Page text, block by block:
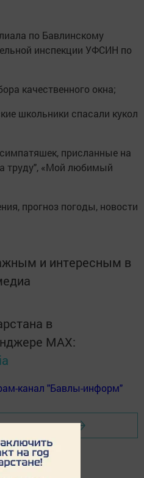
по Бавлинскому
инспекции УФСИН по
качественного окна;
школьники спасали кукол
присланные на
труду", «Мой любимый
прогноз погоды, новости
и интересным в
в
MАХ:
канал "Бавлы-информ"
новости